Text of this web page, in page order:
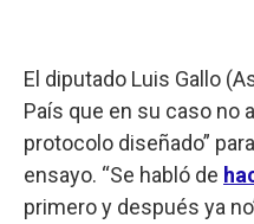
El diputado Luis Gallo
País que en su caso no
protocolo diseñado”
ensayo. “Se habló de
primero y después ya